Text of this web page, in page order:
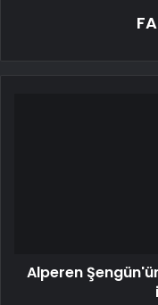
Alperen